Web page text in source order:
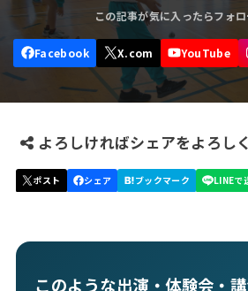
よろしければシェアをよろし
このような出演・体験会・